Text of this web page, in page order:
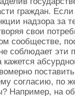
граждан.
надзора за
свои
сообществе,
соблюдает эти
кажется
согласию, по
Например, на